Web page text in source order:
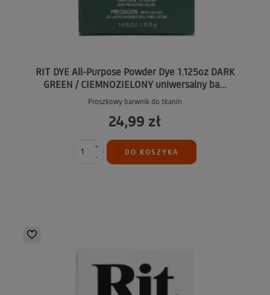
RIT DYE All-Purpose Powder Dye 1.125oz DARK
GREEN / CIEMNOZIELONY uniwersalny ba...
Proszkowy barwnik do tkanin
24,99 zł
-
+
DO KOSZYKA